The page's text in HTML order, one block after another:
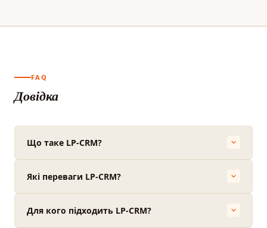
FAQ
Довідка
Що таке LP-CRM?
Які переваги LP-CRM?
Для кого підходить LP-CRM?